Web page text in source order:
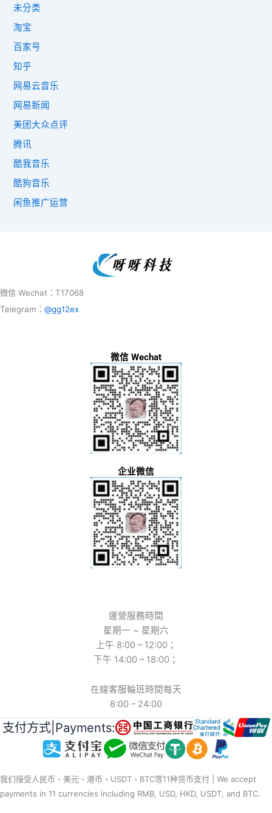
未分类
淘宝
百家号
知乎
网易云音乐
网易新闻
美团大众点评
腾讯
酷我音乐
酷狗音乐
闲鱼推广运营
微信 Wechat：T17068
Telegram： @gg12ex
微信 Wechat
企业微信
運營服務時間
星期一 ~ 星期六
上午 8:00 – 12:00；
下午 14:00 – 18:00；
在線客服輪班時間每天
8:00 – 24:00
支付方式|Payments:
我们接受人民币、美元、港币、USDT、BTC等11种货币支付 | We accept
payments in 11 currencies including RMB, USD, HKD, USDT, and BTC.